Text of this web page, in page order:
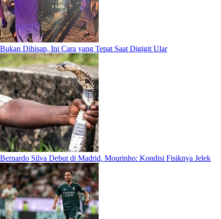
Bukan Dihisap, Ini Cara yang Tepat Saat Digigit Ular
Bernardo Silva Debut di Madrid, Mourinho: Kondisi Fisiknya Jelek